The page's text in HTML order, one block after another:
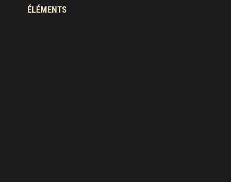
ÉLÉMENTS